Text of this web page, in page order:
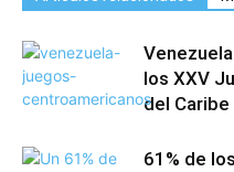
los XXV
del
61% de